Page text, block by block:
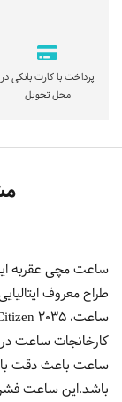
پرداخت با کارت بانکی در
محل تحویل
طراح معروف
کارخانجات ساعت در
ساعت باعث دقت
باشد.این ساعت